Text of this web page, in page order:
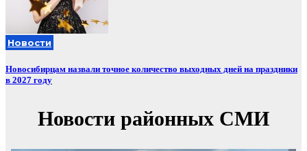
Новости
Новосибирцам назвали точное количество выходных дней на праздники
в 2027 году